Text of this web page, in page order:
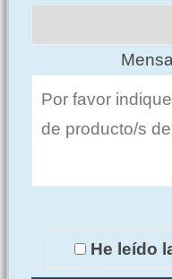
He leído